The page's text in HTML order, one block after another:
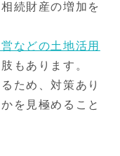
続財産の増加を
などの土地活用
もあります。
ため、対策あり
を見極めること